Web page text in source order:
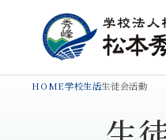
HOME学校生活生徒会活動